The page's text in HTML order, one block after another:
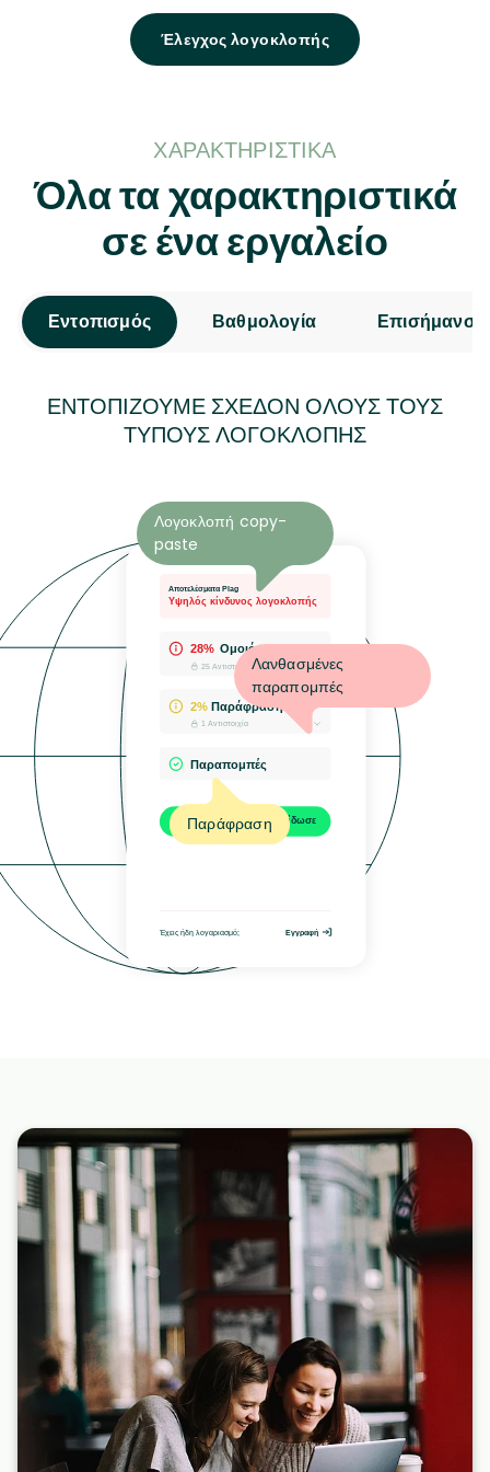
Έλεγχος λογοκλοπής
ΧΑΡΑΚΤΗΡΙΣΤΙΚΆ
Όλα τα χαρακτηριστικά
σε ένα εργαλείο
Εντοπισμός Βαθμολογία Επισήμανση
ΕΝΤΟΠΊΖΟΥΜΕ ΣΧΕΔΌΝ ΌΛΟΥΣ ΤΟΥΣ
ΤΎΠΟΥΣ ΛΟΓΟΚΛΟΠΉΣ
Λογοκλοπή copy-
paste
Λανθασμένες
παραπομπές
Παράφραση